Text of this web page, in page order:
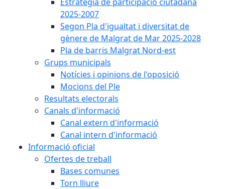
2025-2007
Segon Pla d'igualtat i diversitat de
gènere de Malgrat de Mar 2025-2028
Pla de barris Malgrat Nord-est
Grups municipals
Notícies i opinions de l'oposició
Mocions del Ple
Resultats electorals
Canals d'informació
Canal extern d'informació
Canal intern d'informació
Informació oficial
Ofertes de treball
Bases comunes
Torn lliure